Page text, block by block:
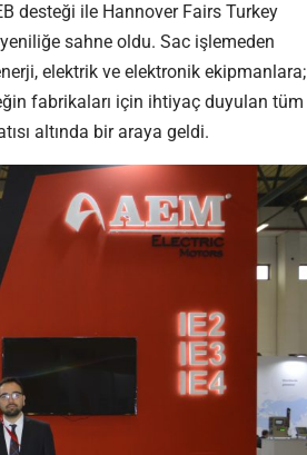
desteği ile Hannover Fairs Turkey
sahne oldu. Sac işlemeden
elektrik ve elektronik ekipmanlara;
fabrikaları için ihtiyaç duyulan tüm
altında bir araya geldi.